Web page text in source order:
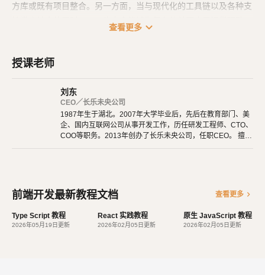
方库或既有项目整合。另一方面，当与现代化的工具链以及各种支
持类库结合使用时，Vue 也完全能够为复杂的单页应用提供驱动。
查看更多 expand_more
授课老师
刘东
CEO／长乐未央公司
1987年生于湖北。2007年大学毕业后，先后在教育部门、美
企、国内互联网公司从事开发工作，历任研发工程师、CTO、
COO等职务。2013年创办了长乐未央公司，任职CEO。 擅长
兴趣，觉得做开发非常快乐，能创造梦想中的产品是一件非常
有幸福感的事情。喜爱阅读，尤其是历史相关的书籍。喜欢音
乐，钢琴、Ukulele都能简单自娱自乐。爱好旅行和美食，人
生梦想之一是希望能带着妻子吃遍全世界。
前端开发最新教程文档 查看更多 chevron_right
Type Script 教程
2026年05月19日更新
React 实践教程
2026年02月05日更新
原生 JavaScript 教程
2026年02月05日更新